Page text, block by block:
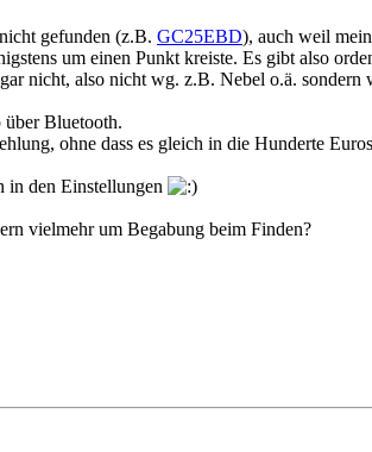
gefunden (z.B. GC25EBD), auch weil
um einen Punkt kreiste. Es gibt also
nicht, also nicht wg. z.B. Nebel o.ä. sondern
über Bluetooth.
ohne dass es gleich in die Hunderte
in den Einstellungen
vielmehr um Begabung beim Finden?